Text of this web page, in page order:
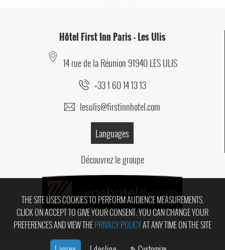
Hôtel First Inn Paris - Les Ulis
14 rue de la Réunion91940 LES ULIS
+33 1 60 14 13 13
lesulis@firstinnhotel.com
Languages
Découvrez le groupe
THE SITE USES COOKIES TO PERFORM AUDIENCE MEASUREMENTS.
CLICK ON ACCEPT TO GIVE YOUR CONSENT. YOU CAN CHANGE YOUR
PREFERENCES AND VIEW THEPRIVACY POLICYAT ANY TIME ON THE SITE